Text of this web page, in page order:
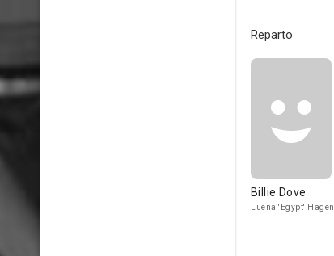
Reparto
Billie Dove
Luena 'Egypt' Hagen